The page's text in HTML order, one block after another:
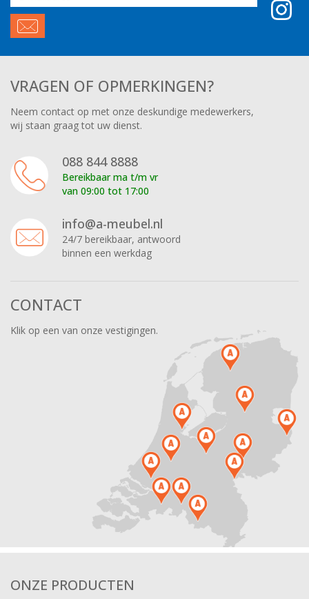
VRAGEN OF OPMERKINGEN?
Neem contact op met onze deskundige medewerkers,
wij staan graag tot uw dienst.
088 844 8888
Bereikbaar ma t/m vr
van 09:00 tot 17:00
info@a-meubel.nl
24/7 bereikbaar, antwoord
binnen een werkdag
CONTACT
Klik op een van onze vestigingen.
ONZE PRODUCTEN